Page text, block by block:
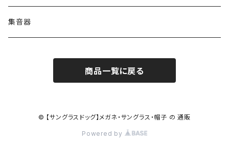
adidas アディダス
CHARME (シャルム)
OAkley オークリー
アーバンリサーチ URBAN RESEARCH
ポロ ラルフローレン Polo Ralph Lauren
ニューバランス NEWBALANCE
コンバース CONVERSE
S-size
サングラス
集音器
商品一覧に戻る
© 【サングラスドッグ】メガネ・サングラス・帽子 の 通販
Powered by